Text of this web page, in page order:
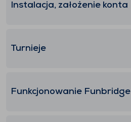
Instalacja, założenie konta
Turnieje
Funkcjonowanie Funbridge